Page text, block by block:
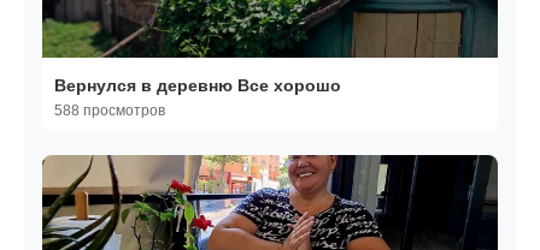
Вернулся в деревню Все хорошо
588 просмотров